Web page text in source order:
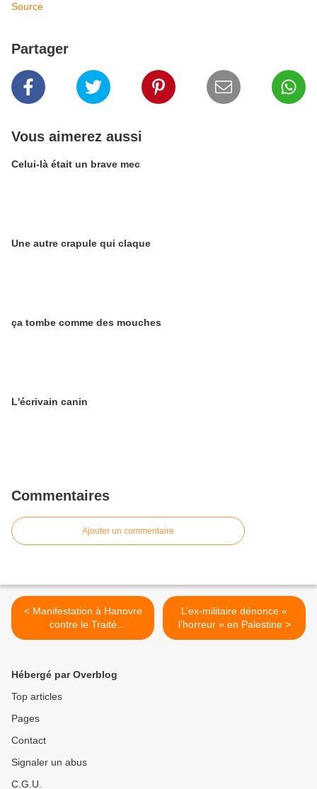
Source
Partager
Vous aimerez aussi
Celui-là était un brave mec
Une autre crapule qui claque
ça tombe comme des mouches
L'écrivain canin
Commentaires
Ajouter un commentaire
< Manifestation à Hanovre
contre le Traité
Transatlantique
L’ex-militaire dénonce «
l’horreur » en Palestine >
Hébergé par Overblog
Top articles
Pages
Contact
Signaler un abus
C.G.U.